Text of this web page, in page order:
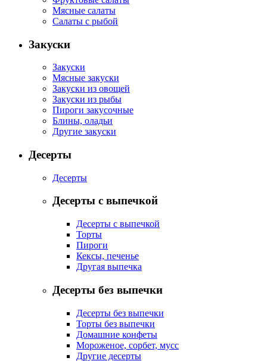
Мясные салаты
Салаты с рыбой
Закуски
Закуски
Мясные закуски
Закуски из овощей
Закуски из рыбы
Пироги закусочные
Блины, оладьи
Другие закуски
Десерты
Десерты
Десерты с выпечкой
Десерты с выпечкой
Торты
Пироги
Кексы, печенье
Другая выпечка
Десерты без выпечки
Десерты без выпечки
Торты без выпечки
Домашние конфеты
Мороженое, сорбет, мусс
Другие десерты